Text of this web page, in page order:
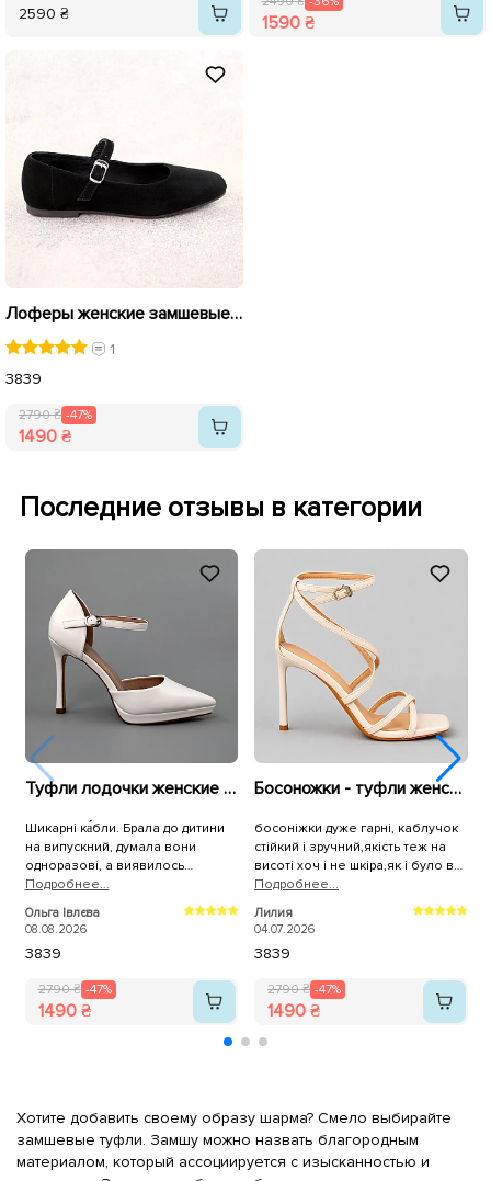
2590 ₴ 1590 ₴
Лоферы женские замшевые 588785 Черные распродажа
1
3839
2790 ₴ -47%
1490 ₴
Последние отзывы в категории
Туфли лодочки женские 589908 Белые
Шикарні ка́бли. Брала до дитини
на випускний, думала вони
одноразові, а виявилось
неубіваємі. Зручні, не хитаються
хоча висока шпилька, на устілці
"подушечки" тож зручно та м'яко
Подробнее...
Ольга Івлєва
08.08.2026
3839
2790 ₴ -47%
1490 ₴
Босоножки - туфли женские 595924 Бежевые
босоніжки дуже гарні, каблучок
стійкий і зручний,якість теж на
висоті хоч і не шкіра,як і було в
описі сказано.Все прийшло дуже
вдячна.Рекомендую, не
Подробнее...
Лилия
04.07.2026
3839
2790 ₴ -47%
1490 ₴
Хотите добавить своему образу шарма? Смело выбирайте
замшевые туфли. Замшу можно назвать благородным
материалом, который ассоциируется с изысканностью и